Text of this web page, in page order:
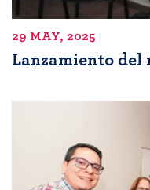
29 MAY, 2025
Lanzamiento del